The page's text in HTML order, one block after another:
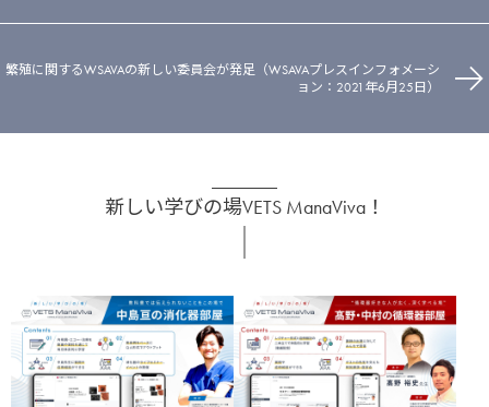
繁殖に関するWSAVAの新しい委員会が発足（WSAVAプレスインフォメーシ
ョン：2021年6月25日）
新しい学びの場VETS ManaViva！